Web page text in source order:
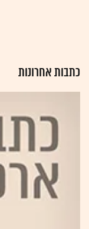
כתבות אחרונות